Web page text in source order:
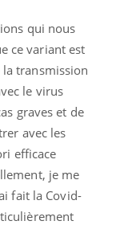
qui nous
ce variant est
transmission
le virus
graves et de
avec les
efficace
je me
fait la Covid-